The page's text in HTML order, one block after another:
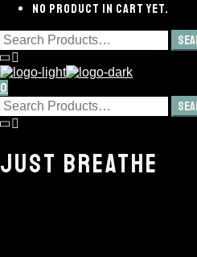
NO PRODUCT IN CART YET.
0
JUST BREATHE